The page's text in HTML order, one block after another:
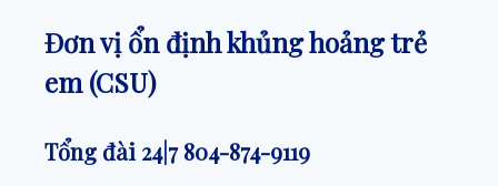
Đơn vị ổn định khủng hoảng trẻ
em (CSU)
Tổng đài 24|7804-874-9119